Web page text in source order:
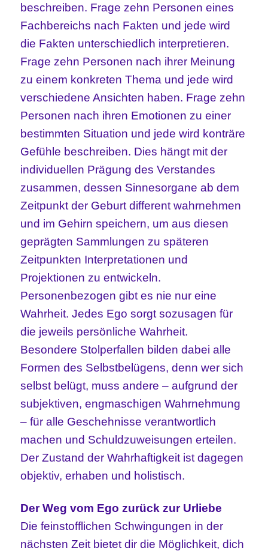
beschreiben. Frage zehn Personen eines
Fachbereichs nach Fakten und jede wird
die Fakten unterschiedlich interpretieren.
Frage zehn Personen nach ihrer Meinung
zu einem konkreten Thema und jede wird
verschiedene Ansichten haben. Frage zehn
Personen nach ihren Emotionen zu einer
bestimmten Situation und jede wird konträre
Gefühle beschreiben. Dies hängt mit der
individuellen Prägung des Verstandes
zusammen, dessen Sinnesorgane ab dem
Zeitpunkt der Geburt different wahrnehmen
und im Gehirn speichern, um aus diesen
geprägten Sammlungen zu späteren
Zeitpunkten Interpretationen und
Projektionen zu entwickeln.
Personenbezogen gibt es nie nur eine
Wahrheit. Jedes Ego sorgt sozusagen für
die jeweils persönliche Wahrheit.
Besondere Stolperfallen bilden dabei alle
Formen des Selbstbelügens, denn wer sich
selbst belügt, muss andere – aufgrund der
subjektiven, engmaschigen Wahrnehmung
– für alle Geschehnisse verantwortlich
machen und Schuldzuweisungen erteilen.
Der Zustand der Wahrhaftigkeit ist dagegen
objektiv, erhaben und holistisch.
Der Weg vom Ego zurück zur Urliebe
Die feinstofflichen Schwingungen in der
nächsten Zeit bietet dir die Möglichkeit, dich